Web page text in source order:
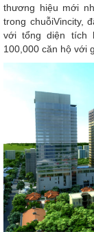
thương hiệu mới
trong chuỗiVincity,
với tổng diện tích
100,000 căn hộ với